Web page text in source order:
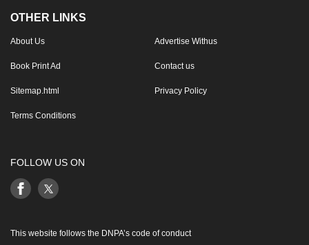
OTHER LINKS
About Us Advertise Withus
Book Print Ad Contact us
Sitemap.html Privacy Policy
Terms Conditions
FOLLOW US ON
This website follows the DNPA’s code of conduct